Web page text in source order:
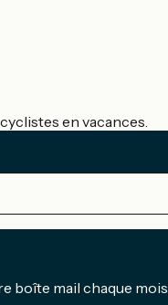
en vacances.
boîte mail chaque mois.